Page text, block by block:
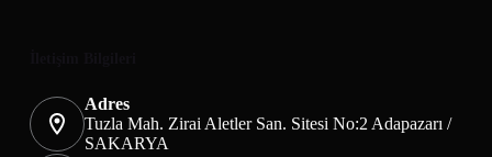
Adres
Tuzla Mah. Zirai Aletler San. Sitesi No:2 Adapazarı /
SAKARYA